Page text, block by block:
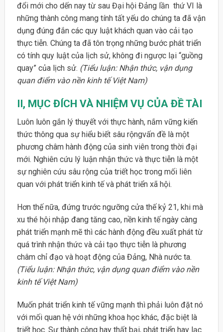
đổi mới cho dến nay từ sau Đại hội Đảng lần thứ VI là
những thành công mang tính tất yếu do chúng ta đã vận
dụng đúng đắn các quy luật khách quan vào cải tạo
thực tiễn. Chúng ta đã tôn trọng những bước phát triển
có tính quy luật của lịch sử, không đi ngược lại “guồng
quay” của lịch sử. (Tiểu luận: Nhận thức, vận dụng
quan điểm vào nền kinh tế Việt Nam)
II, MỤC ĐÍCH VÀ NHIỆM VỤ CỦA ĐỀ TÀI
Luôn luôn gắn lý thuyết với thực hành, nắm vững kiến
thức thông qua sự hiểu biết sâu rộngvấn đề là một
phương châm hành động của sinh viên trong thời đại
mới. Nghiên cứu lý luận nhận thức và thực tiễn là một
sự nghiên cứu sâu rộng của triết học trong mối liên
quan với phát triển kinh tế và phát triển xã hội.
Hơn thế nữa, đứng trước ngưỡng cửa thế kỷ 21, khi mà
xu thé hội nhập đang tăng cao, nền kinh tế ngày càng
phát triển mạnh mẽ thì các hành động đều xuất phát từ
quá trình nhận thức và cải tạo thực tiễn là phương
châm chỉ đạo và hoạt động của Đảng, Nhà nước ta.
(Tiểu luận: Nhận thức, vận dụng quan điểm vào nền
kinh tế Việt Nam)
Muốn phát triển kinh tế vững mạnh thì phải luôn đặt nó
với mối quan hệ với những khoa học khác, đặc biệt là
triết học. Sự thành công hay thất bại, phát triển hay lạc